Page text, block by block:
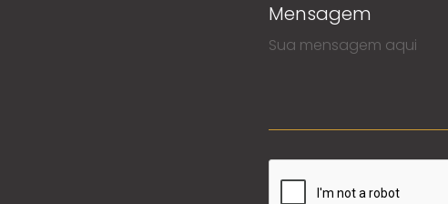
Mensagem